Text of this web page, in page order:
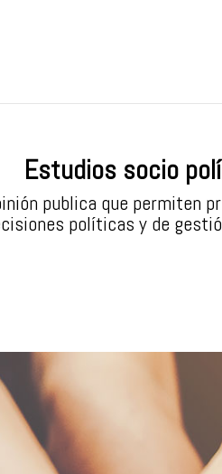
Estudios socio
publica que permiten
políticas y de